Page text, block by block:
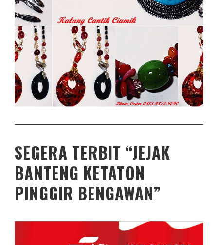
SEGERA TERBIT “JEJAK
BANTENG KETATON
PINGGIR BENGAWAN”